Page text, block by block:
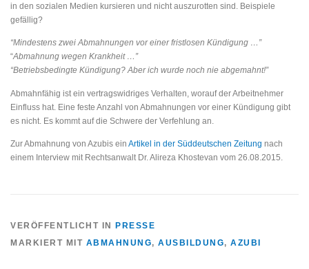
in den sozialen Medien kursieren und nicht auszurotten sind. Beispiele
gefällig?
“Mindestens zwei Abmahnungen vor einer fristlosen Kündigung …”
“Abmahnung wegen Krankheit …”
“Betriebsbedingte Kündigung? Aber ich wurde noch nie abgemahnt!”
Abmahnfähig ist ein vertragswidriges Verhalten, worauf der Arbeitnehmer
Einfluss hat. Eine feste Anzahl von Abmahnungen vor einer Kündigung gibt
es nicht. Es kommt auf die Schwere der Verfehlung an.
Zur Abmahnung von Azubis ein Artikel in der Süddeutschen Zeitung nach
einem Interview mit Rechtsanwalt Dr. Alireza Khostevan vom 26.08.2015.
VERÖFFENTLICHT IN PRESSE
MARKIERT MIT ABMAHNUNG, AUSBILDUNG, AZUBI